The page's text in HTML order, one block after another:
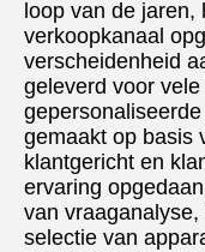
loop van de jaren,
verkoopkanaal
verscheidenheid
geleverd voor
gemaakt op basis
klantgericht en
ervaring
van
selectie van